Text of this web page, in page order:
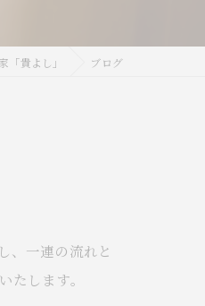
「貴よし」 ブログ
、一連の流れと
します。